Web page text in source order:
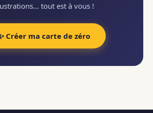
tout est à vous !
Créer ma carte de zéro